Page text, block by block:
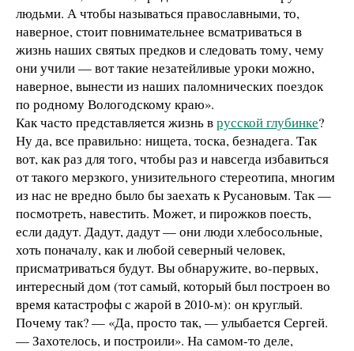
людьми. А чтобы называться православными, то,
наверное, стоит повнимательнее всматриваться в
жизнь наших святых предков и следовать тому, чему
они учили — вот такие незатейливые уроки можно,
наверное, вынести из наших паломнических поездок
по родному Вологодскому краю».
Как часто представляется жизнь врусской глубинке?
Ну да, все правильно: нищета, тоска, безнадега. Так
вот, как раз для того, чтобы раз и навсегда избавиться
от такого мерзкого, унизительного стереотипа, многим
из нас не вредно было бы заехать к Русановым. Так —
посмотреть, навестить. Может, и пирожков поесть,
если дадут. Дадут, дадут — они люди хлебосольные,
хоть поначалу, как и любой северный человек,
присматриваться будут. Вы обнаружите, во-первых,
интересный дом (тот самый, который был построен во
время катастрофы с жарой в 2010-м): он круглый.
Почему так? — «Да, просто так, — улыбается Сергей.
— Захотелось, и построили». На самом-то деле,